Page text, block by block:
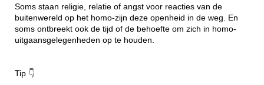
Soms staan religie, relatie of angst voor reacties van de
buitenwereld op het homo-zijn deze openheid in de weg. En
soms ontbreekt ook de tijd of de behoefte om zich in homo-
uitgaansgelegenheden op te houden.
Tip 👇